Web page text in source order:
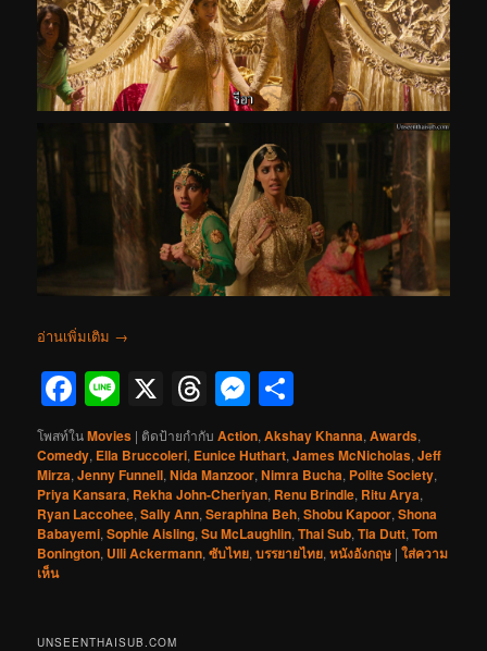
อ่านเพิ่มเติม →
Facebook
Line
X Threads
Messenger
โพสท์ในMovies | ติดป้ายกำกับ Action,Akshay Khanna,Awards,
Comedy, Ella Bruccoleri, Eunice Huthart,James McNicholas,Jeff
Mirza,Jenny Funnell,Nida Manzoor,Nimra Bucha, Polite Society,
Priya Kansara, Rekha John-Cheriyan, Renu Brindle, Ritu Arya,
Ryan Laccohee,Sally Ann,Seraphina Beh,Shobu Kapoor,Shona
Babayemi,Sophie Aisling,Su McLaughlin,Thai Sub,Tia Dutt,Tom
Bonington, Ulli Ackermann,ซับไทย,บรรยายไทย,หนังอังกฤษ |ใส่ความ
เห็น
UNSEENTHAISUB.COM